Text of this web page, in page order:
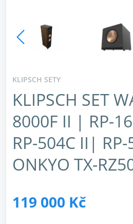
KLIPSCH SETY
KLIPSCH SET
8000F II | RP-
RP-504C II|
ONKYO TX-
119 000 Kč